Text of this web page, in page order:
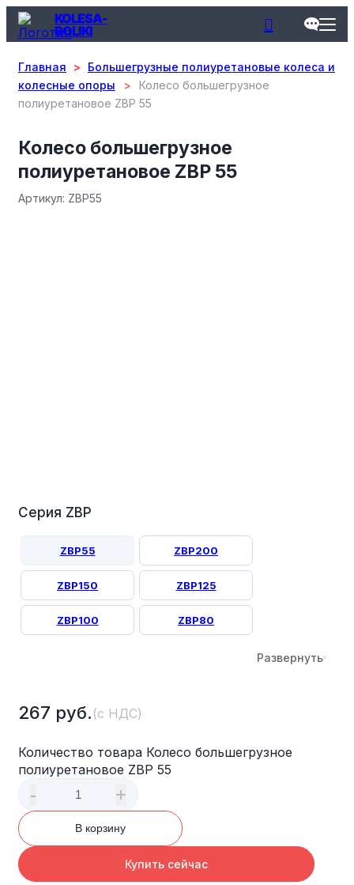
KOLESA-
ROLIKI
Главная >
Большегрузные полиуретановые колеса и
колесные опоры
>
Колесо большегрузное
полиуретановое ZBP 55
Колесо большегрузное
полиуретановое ZBP 55
Aртикул: ZBP55
267 руб. (с НДС)
Количество товара Колесо большегрузное
полиуретановое ZBP 55
- +
В корзину
Купить сейчас
Серия ZBP
ZBP55 ZBP200
ZBP150 ZBP125
ZBP100 ZBP80
Развернуть